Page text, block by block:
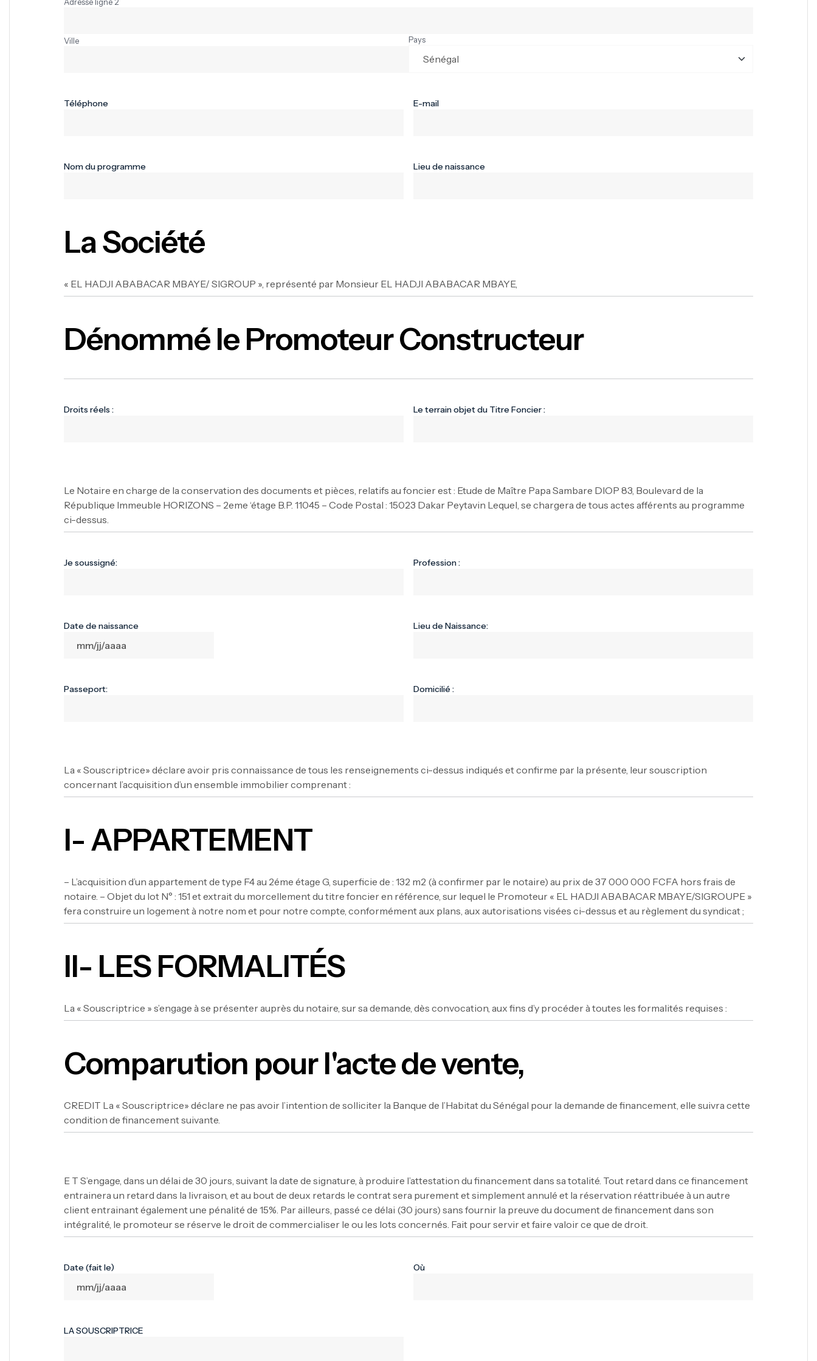
Ville Pays
Téléphone E-mail
Nom du programme Lieu de naissance
La Société
« EL HADJI ABABACAR MBAYE/ SIGROUP », représenté par Monsieur EL HADJI ABABACAR MBAYE,
Dénommé le Promoteur Constructeur
Droits réels : Le terrain objet du Titre Foncier :
Le Notaire en charge de la conservation des documents et pièces, relatifs au foncier est : Etude de Maître Papa Sambare DIOP 83, Boulevard de la
République Immeuble HORIZONS – 2eme ‘étage B.P. 11045 – Code Postal : 15023 Dakar Peytavin Lequel, se chargera de tous actes afférents au programme
ci-dessus.
Je soussigné: Profession :
Date de naissance Lieu de Naissance:
Passeport: Domicilié :
La « Souscriptrice» déclare avoir pris connaissance de tous les renseignements ci-dessus indiqués et confirme par la présente, leur souscription
concernant l’acquisition d’un ensemble immobilier comprenant :
I- APPARTEMENT
– L’acquisition d’un appartement de type F4 au 2éme étage G, superficie de : 132 m2 (à confirmer par le notaire) au prix de 37 000 000 FCFA hors frais de
notaire. – Objet du lot N° : 151 et extrait du morcellement du titre foncier en référence, sur lequel le Promoteur « EL HADJI ABABACAR MBAYE/SIGROUPE »
fera construire un logement à notre nom et pour notre compte, conformément aux plans, aux autorisations visées ci-dessus et au règlement du syndicat ;
II- LES FORMALITÉS
La « Souscriptrice » s’engage à se présenter auprès du notaire, sur sa demande, dès convocation, aux fins d’y procéder à toutes les formalités requises :
Comparution pour l'acte de vente,
CREDIT La « Souscriptrice» déclare ne pas avoir l’intention de solliciter la Banque de l’Habitat du Sénégal pour la demande de financement, elle suivra cette
condition de financement suivante.
E T S’engage, dans un délai de 30 jours, suivant la date de signature, à produire l’attestation du financement dans sa totalité. Tout retard dans ce financement
entrainera un retard dans la livraison, et au bout de deux retards le contrat sera purement et simplement annulé et la réservation réattribuée à un autre
client entrainant également une pénalité de 15%. Par ailleurs, passé ce délai (30 jours) sans fournir la preuve du document de financement dans son
intégralité, le promoteur se réserve le droit de commercialiser le ou les lots concernés. Fait pour servir et faire valoir ce que de droit.
Date (fait le) Où
LA SOUSCRIPTRICE